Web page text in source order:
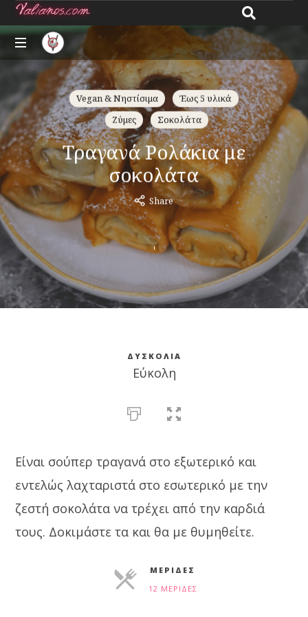
Giannos
All
about
recipes
Vegan & Νηστίσιμα
Έως 5 υλικά
Ζύμες
Σοκολάτα
Τραγανά Ρολάκια με
σοκολάτα
Share
ΔΥΣΚΟΛΊΑ
Εύκολη
Είναι σούπερ τραγανά στο εξωτερικό και
εντελώς λαχταριστά στο εσωτερικό με την
ζεστή σοκολάτα να τρέχει από την καρδιά
τους. Δοκιμάστε τα και θα με θυμηθείτε.
ΜΕΡΊΔΕΣ
12 ΜΕΡΊΔΕΣ